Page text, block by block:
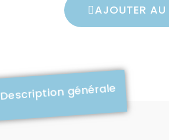
AJOUTER AU
Description générale